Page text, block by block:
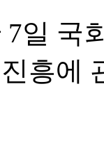
일 국
흥에